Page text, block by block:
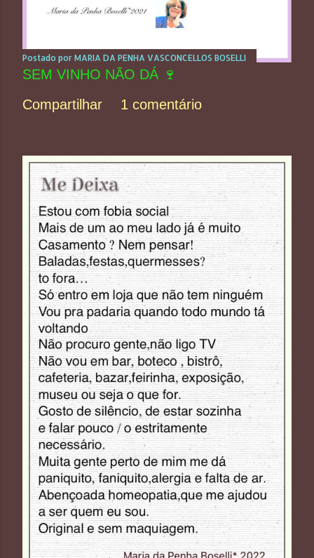
Postado por MARIA DA PENHA VASCONCELLOS BOSELLI
SEM VINHO NÃO DÁ 🍷
Compartilhar
1 comentário